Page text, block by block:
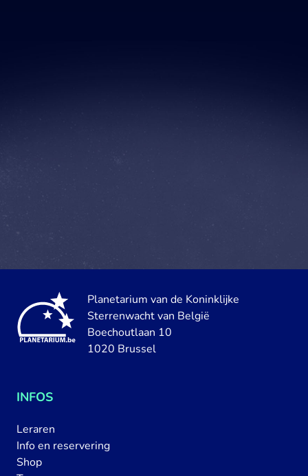
Planetarium van de Koninklijke
Sterrenwacht van België
Boechoutlaan 10
1020 Brussel
INFOS
Leraren
Info en reservering
Shop